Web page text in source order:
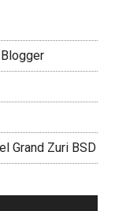
Grand Zuri BSD